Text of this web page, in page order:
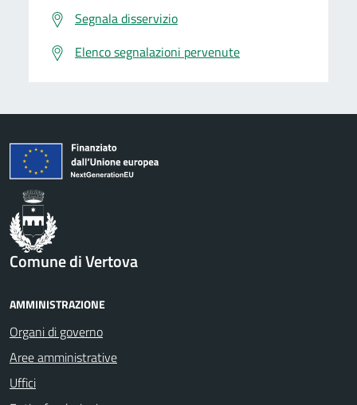
Segnala disservizio
Elenco segnalazioni pervenute
Comune di Vertova
AMMINISTRAZIONE
Organi di governo
Aree amministrative
Uffici